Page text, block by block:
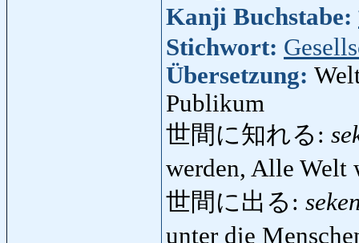
Kanji Buchstabe:
Stichwort:
Übersetzung:
Publikum
世間に知れる:
werden, Alle Welt
世間に出る:
unter die